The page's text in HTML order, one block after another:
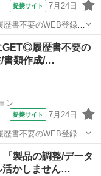
提携サイト 7月24日
歴書不要のWEB登録
辺！20代～40代のス
GET◎履歴書不要の
/書類作成/…
ン
提携サイト 7月24日
歴書不要のWEB登録
時給1250円！水沢江
製品の調整/データ
活かしません…